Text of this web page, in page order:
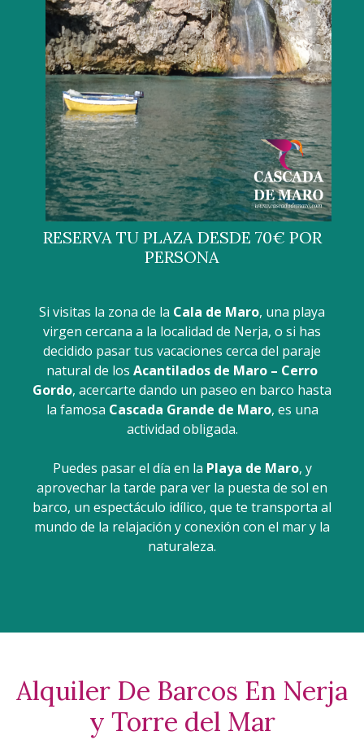
RESERVA TU PLAZA DESDE 70€ POR
PERSONA
Si visitas la zona de la Cala de Maro, una playa
virgen cercana a la localidad de Nerja, o si has
decidido pasar tus vacaciones cerca del paraje
natural de los Acantilados de Maro – Cerro
Gordo, acercarte dando un paseo en barco hasta
la famosa Cascada Grande de Maro, es una
actividad obligada.
Puedes pasar el día en la Playa de Maro, y
aprovechar la tarde para ver la puesta de sol en
barco, un espectáculo idílico, que te transporta al
mundo de la relajación y conexión con el mar y la
naturaleza.
Alquiler De Barcos En Nerja
y Torre del Mar